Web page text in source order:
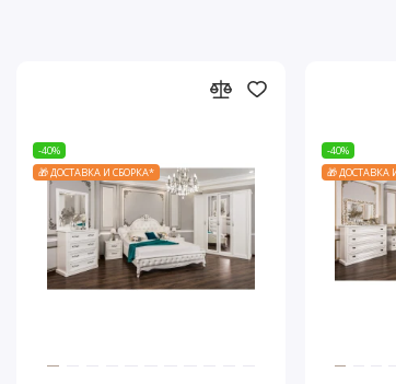
-40%
🎁 ДОСТАВКА И СБОРКА*
-40%
🎁 ДОСТАВКА